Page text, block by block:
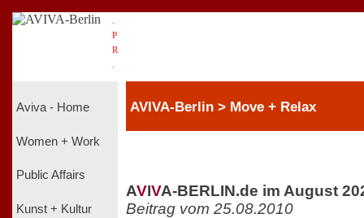
P
R
Aviva - Home
Women + Work
Public Affairs
Kunst + Kultur
AVIVA-Berlin > Move + Relax
AVIVA-BERLIN.de im August
Beitrag vom 25.08.2010